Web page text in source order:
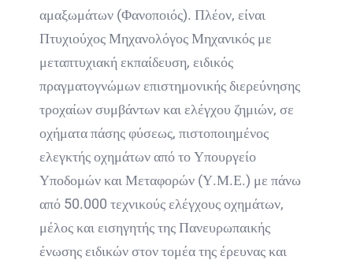
αμαξωμάτων (Φανοποιός). Πλέον, είναι
Πτυχιούχος Μηχανολόγος Μηχανικός με
μεταπτυχιακή εκπαίδευση, ειδικός
πραγματογνώμων επιστημονικής διερεύνησης
τροχαίων συμβάντων και ελέγχου ζημιών, σε
οχήματα πάσης φύσεως, πιστοποιημένος
ελεγκτής οχημάτων από το Υπουργείο
Υποδομών και Μεταφορών (Υ.Μ.Ε.) με πάνω
από 50.000 τεχνικούς ελέγχους οχημάτων,
μέλος και εισηγητής της Πανευρωπαικής
ένωσης ειδικών στον τομέα της έρευνας και